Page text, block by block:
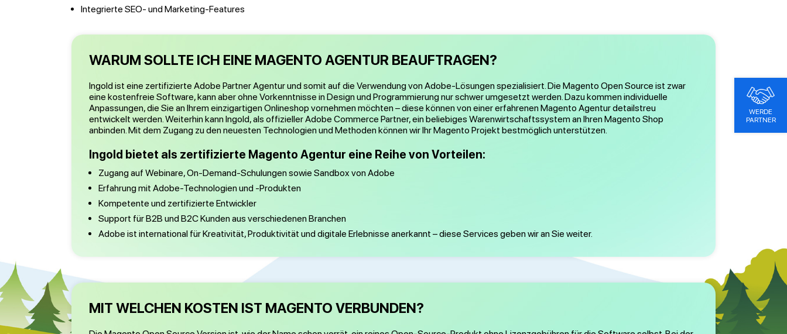
Integrierte SEO- und Marketing-Features
WARUM SOLLTE ICH EINE MAGENTO AGENTUR BEAUFTRAGEN?
Ingold ist eine zertifizierte Adobe Partner Agentur und somit auf die Verwendung von Adobe-Lösungen spezialisiert. Die Magento Open Source ist zwar
eine kostenfreie Software, kann aber ohne Vorkenntnisse in Design und Programmierung nur schwer umgesetzt werden. Dazu kommen individuelle
Anpassungen, die Sie an Ihrem einzigartigen Onlineshop vornehmen möchten – diese können von einer erfahrenen Magento Agentur detailstreu
entwickelt werden. Weiterhin kann Ingold, als offizieller Adobe Commerce Partner, ein beliebiges Warenwirtschaftssystem an Ihren Magento Shop
anbinden. Mit dem Zugang zu den neuesten Technologien und Methoden können wir Ihr Magento Projekt bestmöglich unterstützen.
Ingold bietet als zertifizierte Magento Agentur eine Reihe von Vorteilen:
Zugang auf Webinare, On-Demand-Schulungen sowie Sandbox von Adobe
Erfahrung mit Adobe-Technologien und -Produkten
Kompetente und zertifizierte Entwickler
Support für B2B und B2C Kunden aus verschiedenen Branchen
Adobe ist international für Kreativität, Produktivität und digitale Erlebnisse anerkannt – diese Services geben wir an Sie weiter.
MIT WELCHEN KOSTEN IST MAGENTO VERBUNDEN?
WERDE
PARTNER